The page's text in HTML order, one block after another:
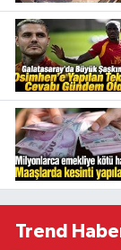
Trend